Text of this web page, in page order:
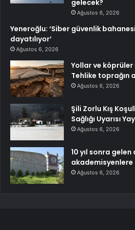
gelecek?
Ağustos 6, 2026
Yeneroğlu: ‘Siber güvenlik
dayatılıyor’
Ağustos 6, 2026
Yollar ve köprüler
Tehlike toprağın
Ağustos 6, 2026
Şili Zorlu Kış
Sağlığı Uyarısı
Ağustos 6, 2026
10 yıl sonra gelen
Ağustos 6, 2026